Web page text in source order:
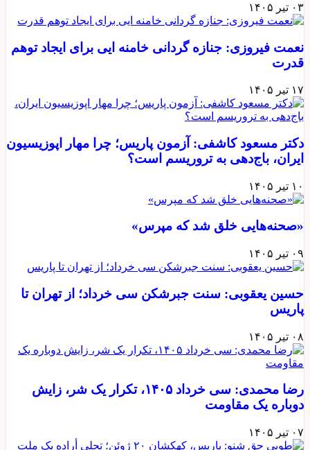
۰۳ تیر ۱۴۰۵
نعمت فیروزی: جنازه گردانی خامنه ایی برای ایجاد توهم
قدرت
۱۷ تیر ۱۴۰۵
دکتر مسعود کاشفی: آزمون پاریس؛ چرا مهار اپوزیسیون
ایران، باج‌دهی به تروریسم است؟
۱۰ تیر ۱۴۰۵
«صحنه‌هایی خلق شد که مپرس»
۰۹ تیر ۱۴۰۵
حسین یعقوبی: سنت جبرشکن سی خرداد؛ از تهران تا
پاریس
۰۸ تیر ۱۴۰۵
رضا محمدی: سی خرداد ۱۴۰۵، تکرار یک شر، زایش
دوباره یک مقاومت
۰۷ تیر ۱۴۰۵